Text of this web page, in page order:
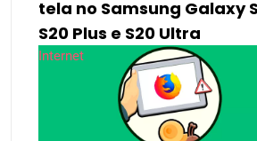
tela no Samsung Galaxy
S20 Plus e S20 Ultra
Internet